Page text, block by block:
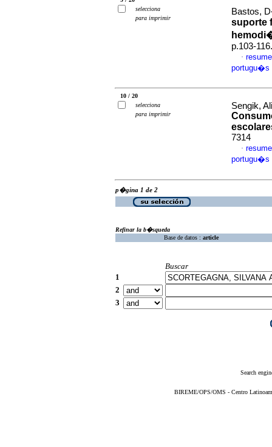
selecciona
para imprimir
Bastos,
suporte
p.103-
·
portugu�s
10 / 20
selecciona
para imprimir
Sengik,
7314
·
portugu�s
p�gina 1 de 2
Refinar la b�squeda
Base de datos : article
Buscar
1
2
3
Search
BIREME/OPS/OMS - Centro